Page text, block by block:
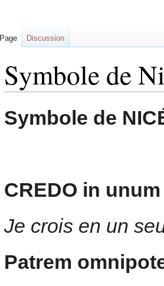
Symbole de
à
à
Symbole de
CREDO in
Je crois en un
Patrem
Page Discussion